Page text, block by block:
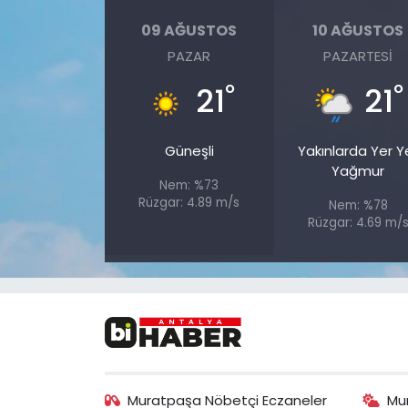
09 AĞUSTOS
PAZAR
21°
Güneşli
Nem: %73
Rüzgar: 4.89 m/s
10 AĞUSTOS
PAZARTESI
21°
Yakınlarda Yer
Yağmur
Nem: %78
Rüzgar: 4.69 m/s
Muratpaşa Nöbetçi Eczaneler